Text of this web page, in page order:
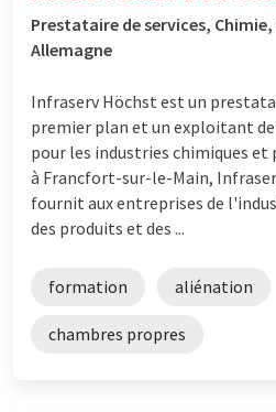
Prestataire de services,
Allemagne
Infraserv Höchst est un
premier plan et un exploitant
pour les industries chimiques et
à Francfort-sur-le-Main,
fournit aux entreprises de
des produits et des ...
formation aliénation
chambres propres